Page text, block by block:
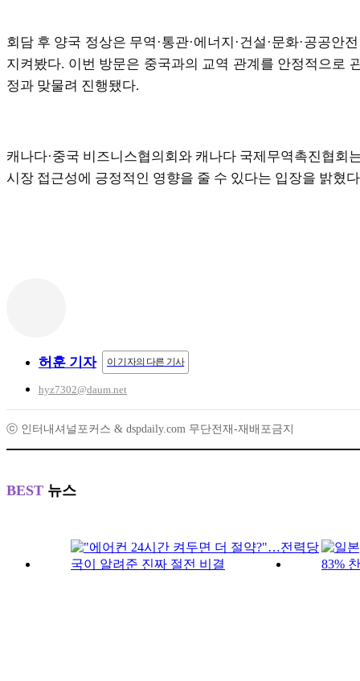
회담 후 양국 정상은 무역·통관·에너지·건설·문화·공공안
지켜봤다. 이번 방문은 중국과의 교역 관계를 안정적으로
정과 맞물려 진행됐다.
캐나다·중국 비즈니스협의회와 캐나다 국제무역촉진협회
시장 접근성에 긍정적인 영향을 줄 수 있다는 입장을 밝혔
허훈 기자 이 기자의 다른 기사
hyz7302@daum.net
ⓒ 인터내셔널포커스 & dspdaily.com 무단전재-재배포금지
BEST 뉴스